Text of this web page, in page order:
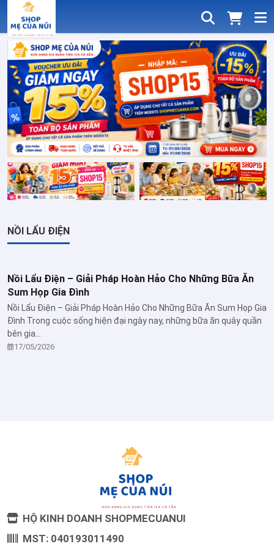
NỒI LẨU ĐIỆN
Nồi Lẩu Điện – Giải Pháp Hoàn Hảo Cho Những Bữa Ăn
Sum Họp Gia Đình
Nồi Lẩu Điện – Giải Pháp Hoàn Hảo Cho Những Bữa Ăn Sum Họp Gia
Đình Trong cuộc sống hiện đại ngày nay, những bữa ăn quây quần
bên gia...
17/05/2026
HỘ KINH DOANH SHOPMECUANUI
MST: 040193011490